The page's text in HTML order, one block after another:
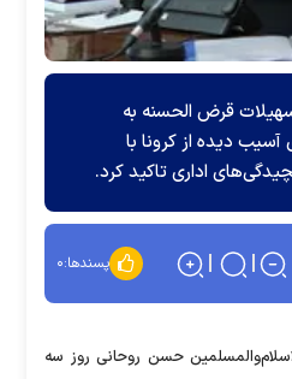
قرض الحسنه به
دیده از کرونا با
اداری تاکید کرد.
پسندها:۰
حسن روحانی روز سه